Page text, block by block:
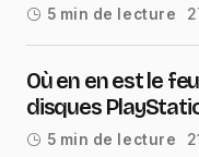
5 min de lecture
Où en en est le
disques
5 min de lecture